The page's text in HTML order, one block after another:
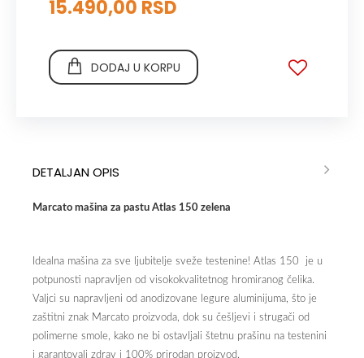
15.490,00 RSD
DODAJ U KORPU
DETALJAN OPIS
Marcato mašina za pastu Atlas 150 zelena
Idealna mašina za sve ljubitelje sveže testenine! Atlas 150 je u
potpunosti napravljen od visokokvalitetnog hromiranog čelika.
Valjci su napravljeni od anodizovane legure aluminijuma, što je
zaštitni znak Marcato proizvoda, dok su češljevi i strugači od
polimerne smole, kako ne bi ostavljali štetnu prašinu na testenini
i garantovali zdrav i 100% prirodan proizvod.